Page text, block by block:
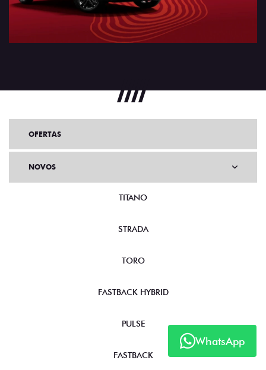
WhatsApp
OFERTAS
NOVOS
TITANO
STRADA
TORO
FASTBACK HYBRID
PULSE
FASTBACK